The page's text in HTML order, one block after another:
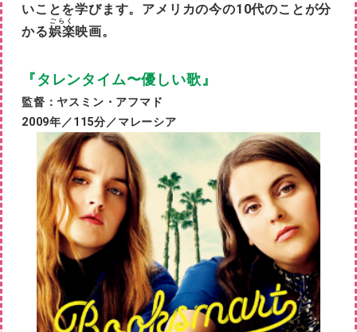
いことを学びます。アメリカの今の10代のことが分
かる娯楽
ごらく
映画。
『タレンタイム〜優しい歌』
監督：ヤスミン・アフマド
2009年／115分／マレーシア